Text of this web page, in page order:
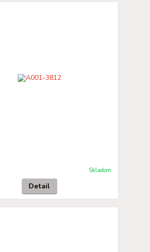
Skladom
Detail